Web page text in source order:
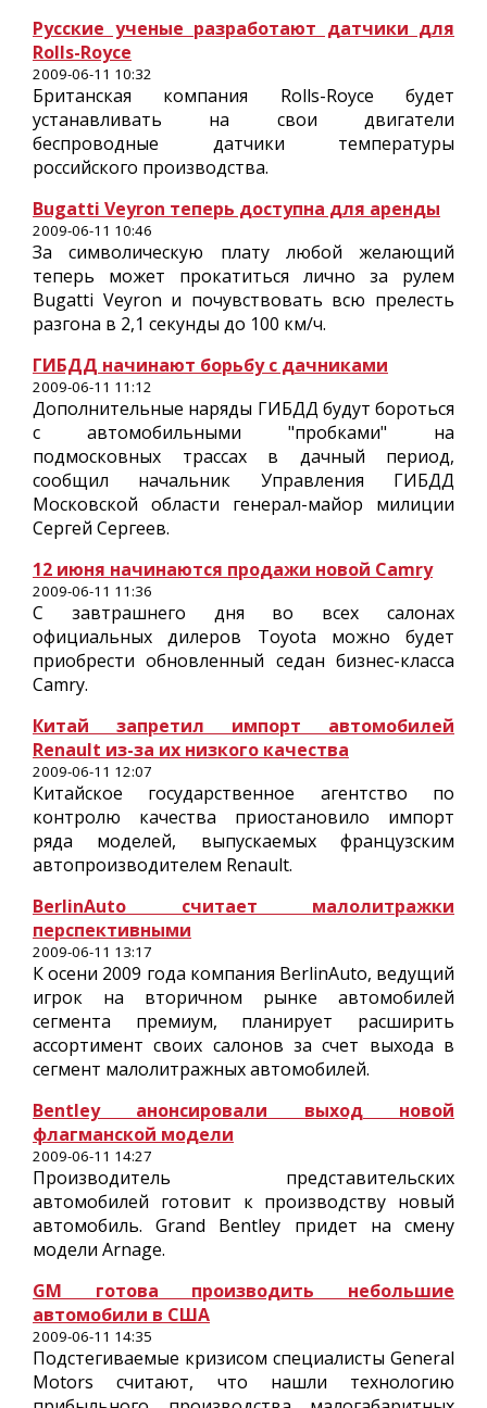
Русские ученые разработают датчики для
Rolls-Royce
2009-06-11 10:32
Британская компания Rolls-Royce будет
устанавливать на свои двигатели
беспроводные датчики температуры
российского производства.
Bugatti Veyron теперь доступна для аренды
2009-06-11 10:46
За символическую плату любой желающий
теперь может прокатиться лично за рулем
Bugatti Veyron и почувствовать всю прелесть
разгона в 2,1 секунды до 100 км/ч.
ГИБДД начинают борьбу с дачниками
2009-06-11 11:12
Дополнительные наряды ГИБДД будут бороться
с автомобильными "пробками" на
подмосковных трассах в дачный период,
сообщил начальник Управления ГИБДД
Московской области генерал-майор милиции
Сергей Сергеев.
12 июня начинаются продажи новой Camry
2009-06-11 11:36
С завтрашнего дня во всех салонах
официальных дилеров Toyota можно будет
приобрести обновленный седан бизнес-класса
Camry.
Китай запретил импорт автомобилей
Renault из-за их низкого качества
2009-06-11 12:07
Китайское государственное агентство по
контролю качества приостановило импорт
ряда моделей, выпускаемых французским
автопроизводителем Renault.
BerlinAuto считает малолитражки
перспективными
2009-06-11 13:17
К осени 2009 года компания BerlinAuto, ведущий
игрок на вторичном рынке автомобилей
сегмента премиум, планирует расширить
ассортимент своих салонов за счет выхода в
сегмент малолитражных автомобилей.
Bentley анонсировали выход новой
флагманской модели
2009-06-11 14:27
Производитель представительских
автомобилей готовит к производству новый
автомобиль. Grand Bentley придет на смену
модели Arnage.
GM готова производить небольшие
автомобили в США
2009-06-11 14:35
Подстегиваемые кризисом специалисты General
Motors считают, что нашли технологию